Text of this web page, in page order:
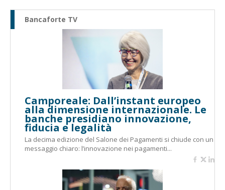
Bancaforte TV
Camporeale: Dall’instant europeo
alla dimensione internazionale. Le
banche presidiano innovazione,
fiducia e legalità
La decima edizione del Salone dei Pagamenti si chiude con un
messaggio chiaro: l’innovazione nei pagamenti...